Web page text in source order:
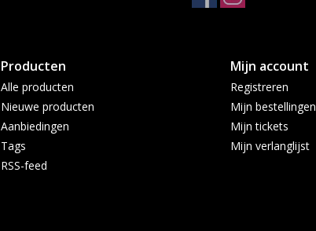
Producten
Alle producten
Nieuwe producten
Aanbiedingen
Tags
RSS-feed
Mijn account
Registreren
Mijn bestellingen
Mijn tickets
Mijn verlanglijst